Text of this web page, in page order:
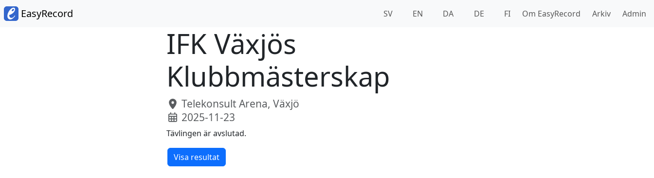
EasyRecord SV EN DA DE FI Om EasyRecord Arkiv Admin
IFK Växjös
Klubbmästerskap
Telekonsult Arena, Växjö
2025-11-23
Tävlingen är avslutad.
Visa resultat